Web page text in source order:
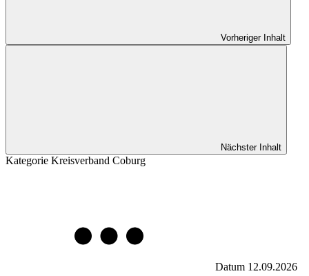
Vorheriger Inhalt
Nächster Inhalt
Kategorie Kreisverband Coburg
Datum 12.09.2026